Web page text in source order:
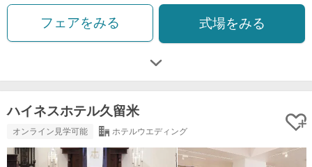
フェアをみる 式場をみる
ハイネスホテル久留米
オンライン見学可能 ホテルウエディング